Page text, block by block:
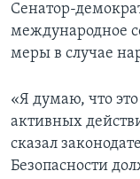
Сенатор-
международное
меры в случае
«Я думаю, что
активных
сказал
Безопасности